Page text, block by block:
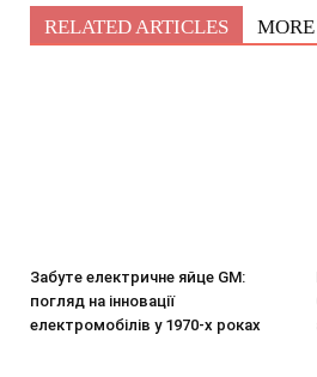
RELATED ARTICLES
Забуте електричне яйце GM:
погляд на інновації
електромобілів у 1970-х роках